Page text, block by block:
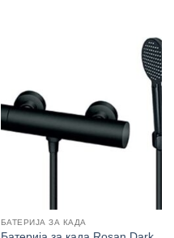
БАТЕРИЈА ЗА КАДА